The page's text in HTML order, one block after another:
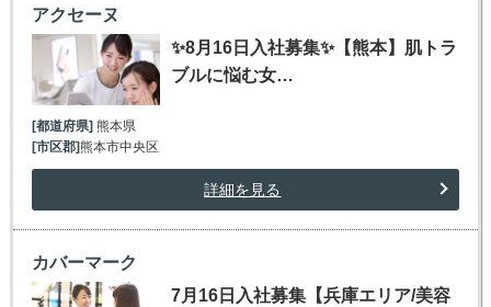
アクセーヌ
✨8月16日入社募集✨【熊本】肌トラ
ブルに悩む女…
[都道府県] 熊本県
[市区郡]熊本市中央区
詳細を見る
カバーマーク
7月16日入社募集【兵庫エリア/美容